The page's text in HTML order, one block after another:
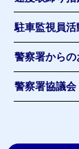
駐車監視員
警察署からの
警察署協議会